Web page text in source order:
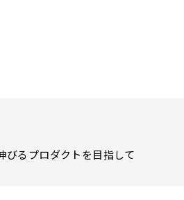
びるプロダクトを目指して